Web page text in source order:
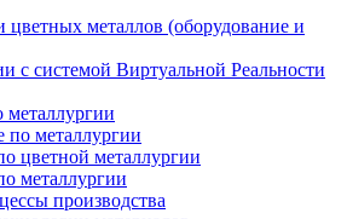
металлов (оборудование и
с системой Виртуальной Реальности
металлургии
по металлургии
цветной металлургии
металлургии
производства